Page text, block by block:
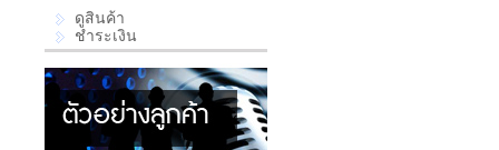
ดูสินค้า
ชำระเงิน